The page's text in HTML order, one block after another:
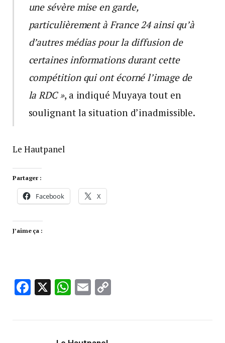
une sévère mise en garde,
particulièrement à France 24 ainsi qu’à
d’autres médias pour la diffusion de
certaines informations durant cette
compétition qui ont écorné l’image de
la RDC », a indiqué Muyaya tout en
soulignant la situation d’inadmissible.
Le Hautpanel
Partager :
Facebook X
J’aime ça :
Facebook
X WhatsApp
Email